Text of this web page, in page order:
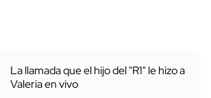
La llamada que el hijo del "R1" le hizo a
Valeria en vivo